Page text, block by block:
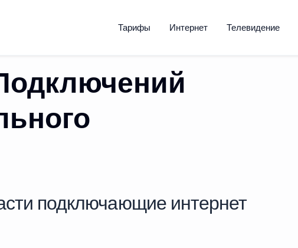
Тарифы Интернет Телевидение
подключающие интернет